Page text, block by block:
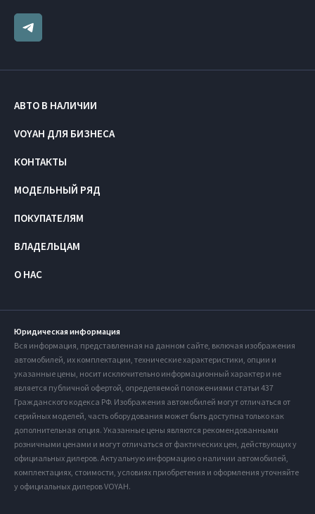
АВТО В НАЛИЧИИ
VOYAH ДЛЯ БИЗНЕСА
КОНТАКТЫ
МОДЕЛЬНЫЙ РЯД
ПОКУПАТЕЛЯМ
ВЛАДЕЛЬЦАМ
О НАС
Юридическая информация
Вся информация, представленная на данном сайте, включая изображения
автомобилей, их комплектации, технические характеристики, опции и
указанные цены, носит исключительно информационный характер и не
является публичной офертой, определяемой положениями статьи 437
Гражданского кодекса РФ. Изображения автомобилей могут отличаться от
серийных моделей, часть оборудования может быть доступна только как
дополнительная опция. Указанные цены являются рекомендованными
розничными ценами и могут отличаться от фактических цен, действующих у
официальных дилеров. Актуальную информацию о наличии автомобилей,
комплектациях, стоимости, условиях приобретения и оформления уточняйте
у официальных дилеров VOYAH.